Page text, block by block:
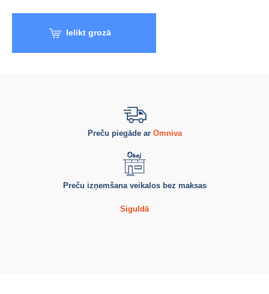
Ielikt grozā
Preču piegāde ar Omniva
Preču izņemšana veikalos bez maksas
Siguldā